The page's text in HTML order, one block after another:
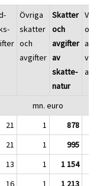
Övriga
skatter
och
avgifter
Skatter
och
avgifter
av
skatte-
natur
och
mn. euro
21 1
878
21 1
995
13 1
1 154
16 1
1 213